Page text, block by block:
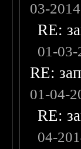
03-
RE:
01-
RE:
01-04-
RE:
04-